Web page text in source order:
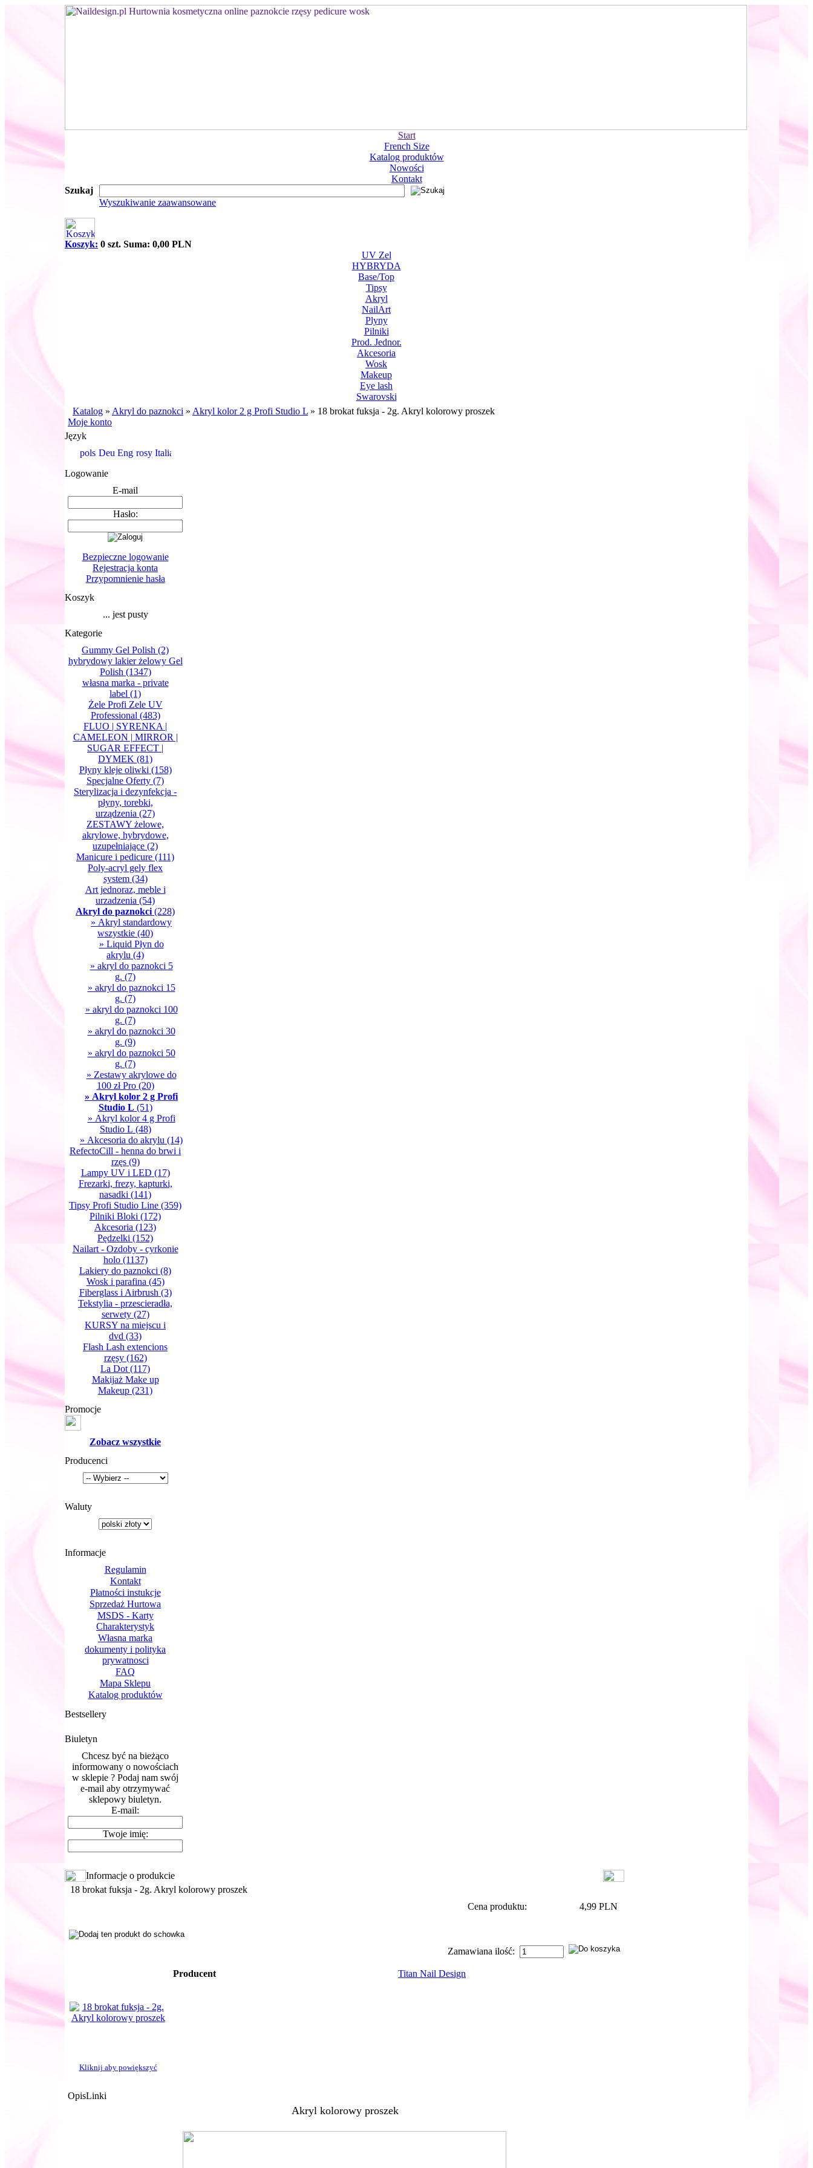
Start
French Size
Katalog produktów
Nowości
Kontakt
Szukaj
Wyszukiwanie zaawansowane
Koszyk: 0 szt. Suma: 0,00 PLN
UV Zel
HYBRYDA
Base/Top
Tipsy
Akryl
NailArt
Plyny
Pilniki
Prod. Jednor.
Akcesoria
Wosk
Makeup
Eye lash
Swarovski
Katalog » Akryl do paznokci » Akryl kolor 2 g Profi Studio L » 18 brokat fuksja - 2g. Akryl kolorowy proszek
Moje konto
Język
Logowanie
E-mail
Hasło:
Bezpieczne logowanie
Rejestracja konta
Przypomnienie hasła
Koszyk
... jest pusty
Kategorie
Gummy Gel Polish (2)
hybrydowy lakier żelowy Gel
Polish (1347)
własna marka - private
label (1)
Żele Profi Zele UV
Professional (483)
FLUO | SYRENKA |
CAMELEON | MIRROR |
SUGAR EFFECT |
DYMEK (81)
Płyny kleje oliwki (158)
Specjalne Oferty (7)
Sterylizacja i dezynfekcja -
płyny, torebki,
urządzenia (27)
ZESTAWY żelowe,
akrylowe, hybrydowe,
uzupełniające (2)
Manicure i pedicure (111)
Poly-acryl gely flex
system(34)
Art jednoraz, meble i
urzadzenia (54)
Akryl do paznokci (228)
» Akryl standardowy
wszystkie (40)
» Liquid Płyn do
akrylu (4)
» akryl do paznokci 5
g. (7)
» akryl do paznokci 15
g. (7)
» akryl do paznokci 100
g. (7)
» akryl do paznokci 30
g. (9)
» akryl do paznokci 50
g. (7)
» Zestawy akrylowe do
100 zł Pro(20)
» Akryl kolor 2 g Profi
Studio L (51)
» Akryl kolor 4 g Profi
Studio L (48)
» Akcesoria do akrylu (14)
RefectoCill - henna do brwi i
rzęs(9)
Lampy UV i LED (17)
Frezarki, frezy, kapturki,
nasadki (141)
Tipsy Profi Studio Line (359)
Pilniki Bloki (172)
Akcesoria (123)
Pędzelki (152)
Nailart - Ozdoby - cyrkonie
holo(1137)
Lakiery do paznokci (8)
Wosk i parafina (45)
Fiberglass i Airbrush (3)
Tekstylia - przescieradła,
serwety(27)
KURSY na miejscu i
dvd (33)
Flash Lash extencions
rzęsy(162)
La Dot (117)
Makijaż Make up
Makeup (231)
Promocje
Zobacz wszystkie
Producenci
Waluty
Informacje
Regulamin
Kontakt
Płatności instukcje
Sprzedaż Hurtowa
MSDS - Karty
Charakterystyk
Własna marka
dokumenty i polityka
prywatnosci
FAQ
Mapa Sklepu
Katalog produktów
Bestsellery
Biuletyn
Chcesz być na bieżąco
informowany o nowościach
w sklepie ? Podaj nam swój
e-mail aby otrzymywać
sklepowy biuletyn.
E-mail:
Twoje imię:
Informacje o produkcie
18 brokat fuksja - 2g. Akryl kolorowy proszek
Cena produktu:
4,99 PLN
Zamawiana ilość:
Kliknij aby powiększyć
Producent Titan Nail Design
OpisLinki
Akryl kolorowy proszek